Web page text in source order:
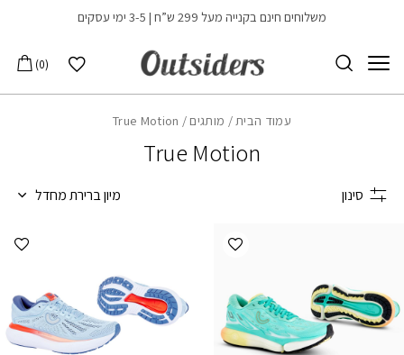
Skip to Contentמשלוחים חינם בקנייה מעל 299 ש”ח | 3-5 ימי עסקים
הרשימה שלי
0
עמוד הבית/ מותגים / True Motion
True Motion
סינון מיון ברירת מחדל
הוספה למועדפים